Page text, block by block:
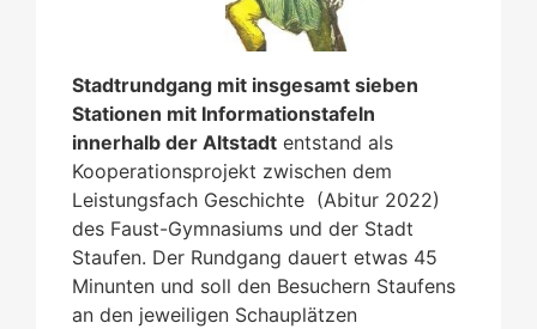
Stadtrundgang mit insgesamt sieben
Stationen mit Informationstafeln
innerhalb der Altstadt entstand als
Kooperationsprojekt zwischen dem
Leistungsfach Geschichte (Abitur 2022)
des Faust-Gymnasiums und der Stadt
Staufen. Der Rundgang dauert etwas 45
Minunten und soll den Besuchern Staufens
an den jeweiligen Schauplätzen